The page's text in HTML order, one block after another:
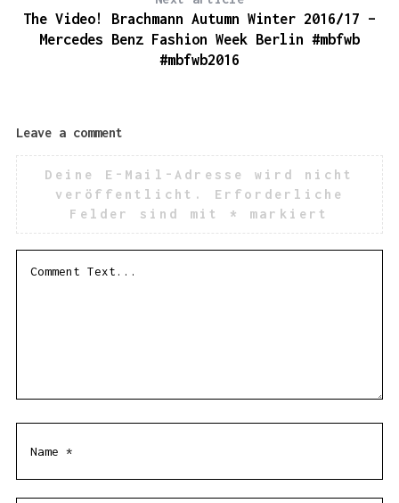
The Video! Brachmann Autumn Winter 2016/17 –
Mercedes Benz Fashion Week Berlin #mbfwb
#mbfwb2016
Leave a comment
Deine E-Mail-Adresse wird nicht
veröffentlicht.
Erforderliche
Felder sind mit * markiert